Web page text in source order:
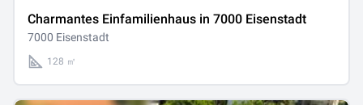
Charmantes Einfamilienhaus in 7000 Eisenstadt
7000 Eisenstadt
128 ㎡